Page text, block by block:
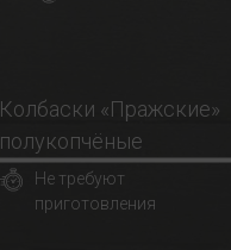
Колбаски «Пражские»
полукопчёные
Не требуют
приготовления